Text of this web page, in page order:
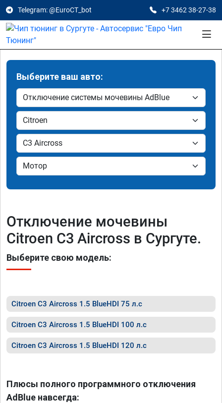
Telegram: @EuroCT_bot +7 3462 38-27-38
Выберите ваш авто:
Отключение мочевины
Citroen C3 Aircross в Сургуте.
Выберите свою модель:
Citroen C3 Aircross 1.5 BlueHDI 75 л.с
Citroen C3 Aircross 1.5 BlueHDI 100 л.с
Citroen C3 Aircross 1.5 BlueHDI 120 л.с
Плюсы полного программного отключения
AdBlue навсегда: